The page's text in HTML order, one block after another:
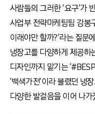
사람들의 그러한 ‘요구’가
사업부 전략마케팅팀 강봉
이래야만 할까?’라는 질문
냉장고를 다양하게 제공하
디자인까지 맡기는
‘백색가전’이라 불렸던 냉
다양한 발걸음을 이어 나